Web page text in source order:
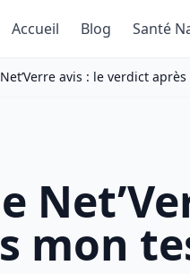
Accueil Blog Santé
avis : le verdict
mon